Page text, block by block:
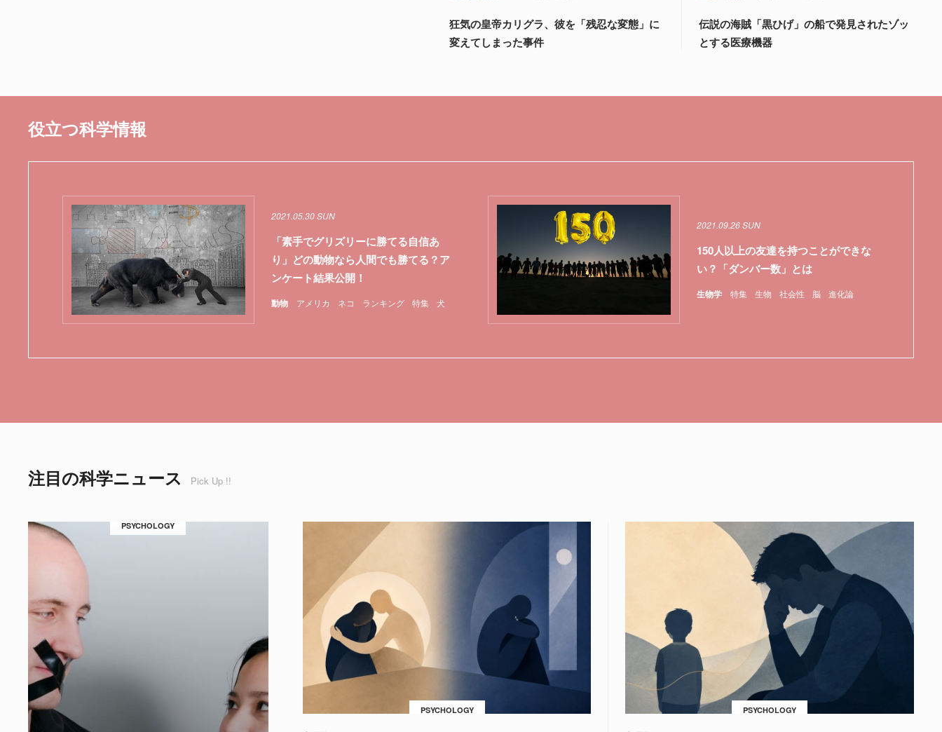
狂気の皇帝カリグラ、彼を「残忍な変態」に
変えてしまった事件
伝説の海賊「黒ひげ」の船で発見されたゾッ
とする医療機器
役立つ科学情報
動物 アメリカ ネコ ランキング 特集 犬
2021.05.30 SUN
「素手でグリズリーに勝てる自信あ
り」どの動物なら人間でも勝てる？ア
ンケート結果公開！
生物学 特集 生物 社会性 脳 進化論
2021.09.26 SUN
150人以上の友達を持つことができな
い？「ダンバー数」とは
注目の科学ニュース Pick Up !!
PSYCHOLOGY
PSYCHOLOGY PSYCHOLOGY